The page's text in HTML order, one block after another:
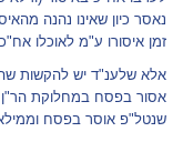
נאסר כיון שאינו נהנה
זמן איסורו ע"מ לאוכלו
אלא שלענ"ד יש להקשות
אסור בפסח במחלוקת
שנטל"פ אוסר בפסח